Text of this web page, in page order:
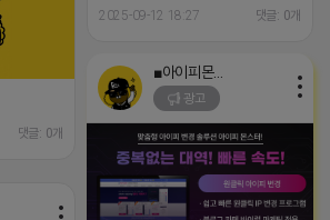
2025-09-12 18:27 댓글: 0개
댓글: 0개
■아이피몬스터■
광고